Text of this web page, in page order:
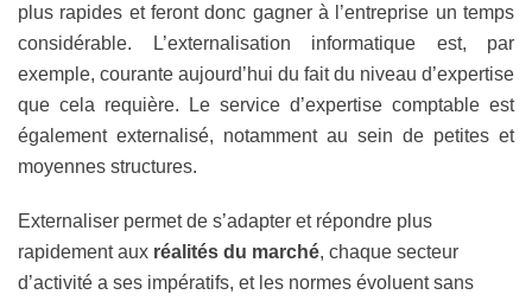
plus rapides et feront donc gagner à l’entreprise un temps
considérable. L’externalisation informatique est, par
exemple, courante aujourd’hui du fait du niveau d’expertise
que cela requière. Le service d’expertise comptable est
également externalisé, notamment au sein de petites et
moyennes structures.
Externaliser permet de s’adapter et répondre plus
rapidement aux réalités du marché, chaque secteur
d’activité a ses impératifs, et les normes évoluent sans